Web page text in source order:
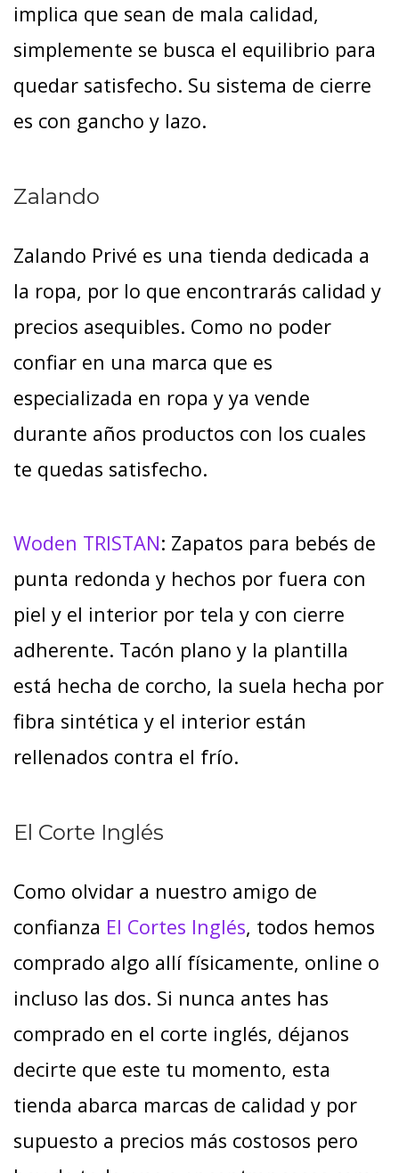
implica que sean de mala calidad,
simplemente se busca el equilibrio para
quedar satisfecho. Su sistema de cierre
es con gancho y lazo.
Zalando
Zalando Privé es una tienda dedicada a
la ropa, por lo que encontrarás calidad y
precios asequibles. Como no poder
confiar en una marca que es
especializada en ropa y ya vende
durante años productos con los cuales
te quedas satisfecho.
Woden TRISTAN: Zapatos para bebés de
punta redonda y hechos por fuera con
piel y el interior por tela y con cierre
adherente. Tacón plano y la plantilla
está hecha de corcho, la suela hecha por
fibra sintética y el interior están
rellenados contra el frío.
El Corte Inglés
Como olvidar a nuestro amigo de
confianza El Cortes Inglés, todos hemos
comprado algo allí físicamente, online o
incluso las dos. Si nunca antes has
comprado en el corte inglés, déjanos
decirte que este tu momento, esta
tienda abarca marcas de calidad y por
supuesto a precios más costosos pero